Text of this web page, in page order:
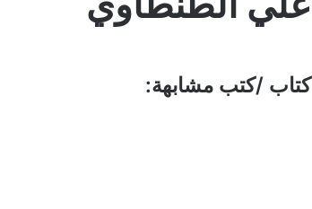
كتاب /كتب مشابهة: